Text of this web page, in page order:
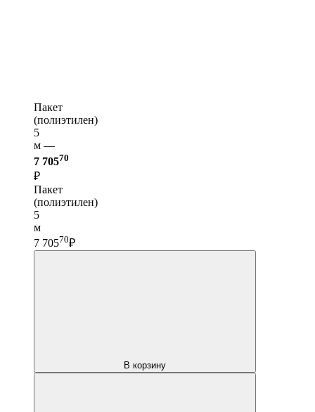
Пакет
(полиэтилен)
5
м —
7 70570
₽
Пакет
(полиэтилен)
5
м
7 70570₽
В корзину